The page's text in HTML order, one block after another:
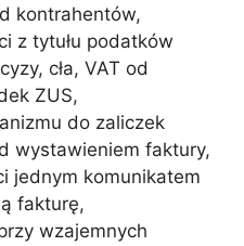
kontrahentów,
z tytułu podatków
cła, VAT od
ZUS,
do zaliczek
wystawieniem faktury,
jednym komunikatem
fakturę,
wzajemnych